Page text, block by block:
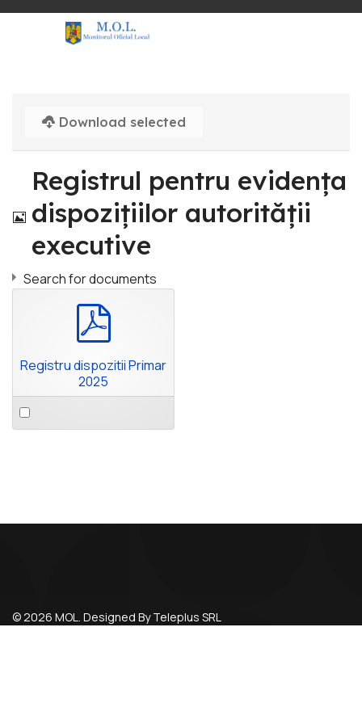
Download selected
Image
Registrul pentru evidența
dispozițiilor autorității
executive
Search for documents
Registru dispozitii Primar
2025
Select
an
© 2026 MOL. Designed By Teleplus SRL